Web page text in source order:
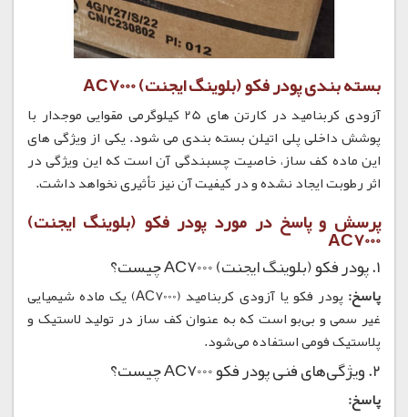
بسته بندی پودر فکو (بلوینگ ایجنت) AC7000
آزودی کربنامید در کارتن های 25 کیلوگرمی مقوایی موجدار با
پوشش داخلی پلی اتیلن بسته بندی می شود. یکی از ویژگی های
این ماده کف ساز، خاصیت چسبندگی آن است که این ویژگی در
اثر رطوبت ایجاد نشده و در کیفیت آن نیز تأثیری نخواهد داشت.
پرسش و پاسخ در مورد پودر فکو (بلوینگ ایجنت)
AC7000
۱. پودر فکو (بلوینگ ایجنت) AC7000 چیست؟
پاسخ:
پودر فکو یا آزودی کربنامید (AC7000) یک ماده شیمیایی
غیر سمی و بی‌بو است که به عنوان کف ساز در تولید لاستیک و
پلاستیک فومی استفاده می‌شود.
۲. ویژگی‌های فنی پودر فکو AC7000 چیست؟
پاسخ: